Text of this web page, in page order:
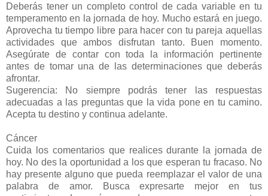
Deberás tener un completo control de cada variable en tu
temperamento en la jornada de hoy. Mucho estará en juego.
Aprovecha tu tiempo libre para hacer con tu pareja aquellas
actividades que ambos disfrutan tanto. Buen momento.
Asegúrate de contar con toda la información pertinente
antes de tomar una de las determinaciones que deberás
afrontar.
Sugerencia: No siempre podrás tener las respuestas
adecuadas a las preguntas que la vida pone en tu camino.
Acepta tu destino y continua adelante.
Cáncer
Cuida los comentarios que realices durante la jornada de
hoy. No des la oportunidad a los que esperan tu fracaso. No
hay presente alguno que pueda reemplazar el valor de una
palabra de amor. Busca expresarte mejor en tus